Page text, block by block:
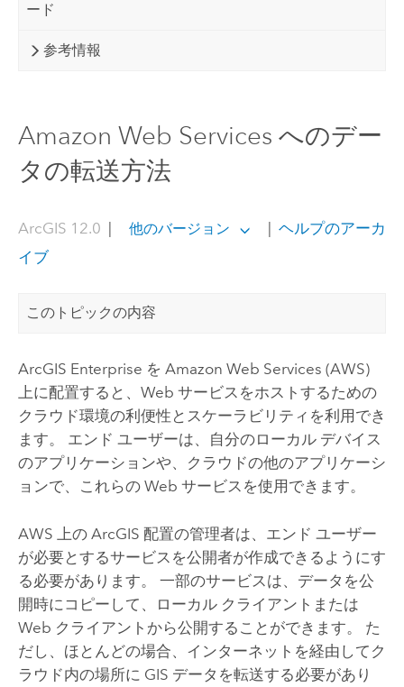
ード
参考情報
Amazon Web Services へのデー
タの転送方法
ArcGIS 12.0 | 他のバージョン | ヘルプのアーカ
イブ
このトピックの内容
ArcGIS Enterprise を Amazon Web Services (AWS)
上に配置すると、Web サービスをホストするための
クラウド環境の利便性とスケーラビリティを利用でき
ます。 エンド ユーザーは、自分のローカル デバイス
のアプリケーションや、クラウドの他のアプリケーシ
ョンで、これらの Web サービスを使用できます。
AWS 上の ArcGIS 配置の管理者は、エンド ユーザー
が必要とするサービスを公開者が作成できるようにす
る必要があります。 一部のサービスは、データを公
開時にコピーして、ローカル クライアントまたは
Web クライアントから公開することができます。 た
だし、ほとんどの場合、インターネットを経由してク
ラウド内の場所に GIS データを転送する必要があり